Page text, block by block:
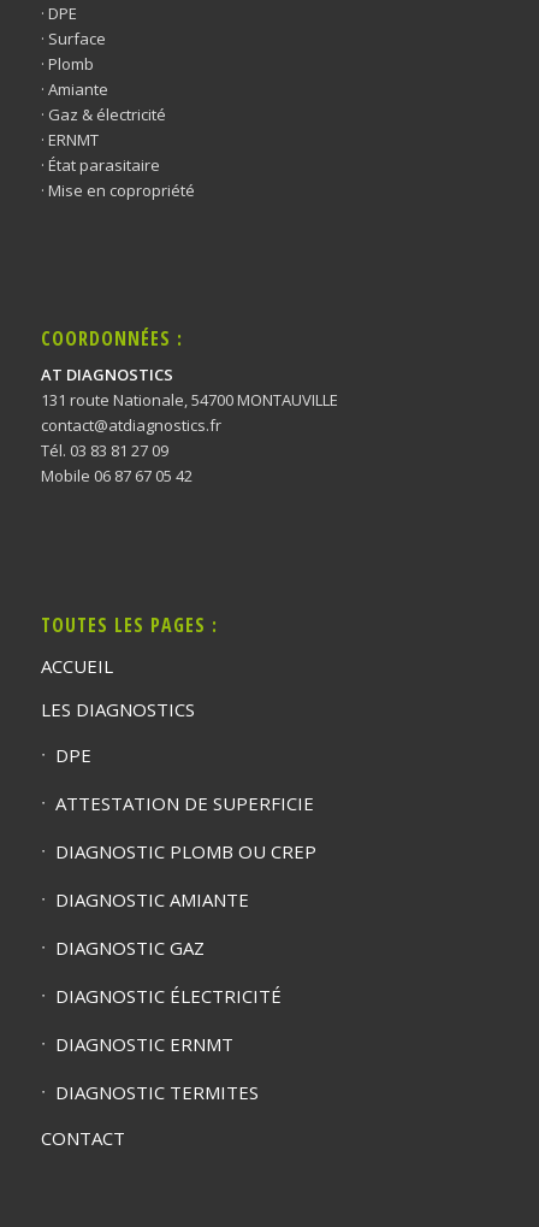
· DPE
· Surface
· Plomb
· Amiante
· Gaz & électricité
· ERNMT
· État parasitaire
· Mise en copropriété
COORDONNÉES :
AT DIAGNOSTICS
131 route Nationale, 54700 MONTAUVILLE
contact@atdiagnostics.fr
Tél. 03 83 81 27 09
Mobile 06 87 67 05 42
TOUTES LES PAGES :
ACCUEIL
LES DIAGNOSTICS
DPE
ATTESTATION DE SUPERFICIE
DIAGNOSTIC PLOMB OU CREP
DIAGNOSTIC AMIANTE
DIAGNOSTIC GAZ
DIAGNOSTIC ÉLECTRICITÉ
DIAGNOSTIC ERNMT
DIAGNOSTIC TERMITES
CONTACT